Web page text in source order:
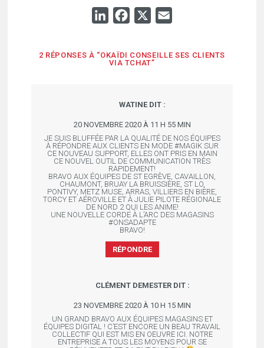
LINKEDINFACEBOOK
2 RÉPONSES À “OKAÏDI CONSEILLE SES CLIENTS
VIA TCHAT”
WATINE DIT :
20 NOVEMBRE 2020 À 11 H 55 MIN
JE SUIS BLUFFÉE PAR LA QUALITÉ DE NOS ÉQUIPES
À RÉPONDRE AUX CLIENTS EN MODE #MAGIK SUR
CE NOUVEAU SUPPORT, ELLES ONT PRIS EN MAIN
CE NOUVEL OUTIL DE COMMUNICATION TRÈS
RAPIDEMENT!
BRAVO AUX ÉQUIPES DE ST EGRÈVE, CAVAILLON,
CHAUMONT, BRUAY LA BRUISSIÈRE, ST LO,
PONTIVY, METZ MUSE, ARRAS, VILLIERS EN BIÈRE,
TORCY ET AÉROVILLE ET À JULIE PILOTE RÉGIONALE
DE NORD 2 QUI LES ANIME!
UNE NOUVELLE CORDE À L’ARC DES MAGASINS
#ONSADAPTE
BRAVO!
RÉPONDRE
CLÉMENT DEMESTER DIT :
23 NOVEMBRE 2020 À 10 H 15 MIN
UN GRAND BRAVO AUX ÉQUIPES MAGASINS ET
ÉQUIPES DIGITAL ! C’EST ENCORE UN BEAU TRAVAIL
COLLECTIF QUI EST MIS EN OEUVRE ICI. NOTRE
ENTREPRISE A TOUS LES MOYENS POUR SE